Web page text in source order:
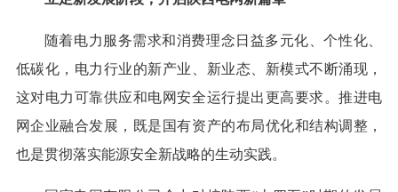
随着电力服务需求和消费理念日益多元化、个性化、
低碳化，电力行业的新产业、新业态、新模式不断涌现，
这对电力可靠供应和电网安全运行提出更高要求。推进电
网企业融合发展，既是国有资产的布局优化和结构调整，
也是贯彻落实能源安全新战略的生动实践。